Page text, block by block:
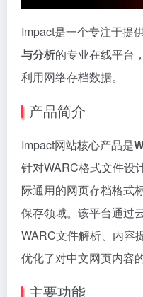
Impact是一个专注于提
与分析的专业在线平台
利用网络存档数据。
产品简介
Impact网站核心产品是
针对WARC格式文件设
际通用的网页存档格式
保存领域。该平台通过
WARC文件解析、内容
优化了对中文网页内容
主要功能